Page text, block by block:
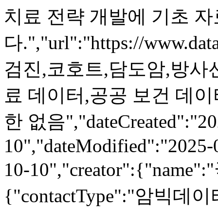
치료 전략 개발에 기초
다.","url":"https://
검진,코호트,담도암,방
료 데이터,공공 보건 데
한 없음
10-
{"contactType":"암빅데